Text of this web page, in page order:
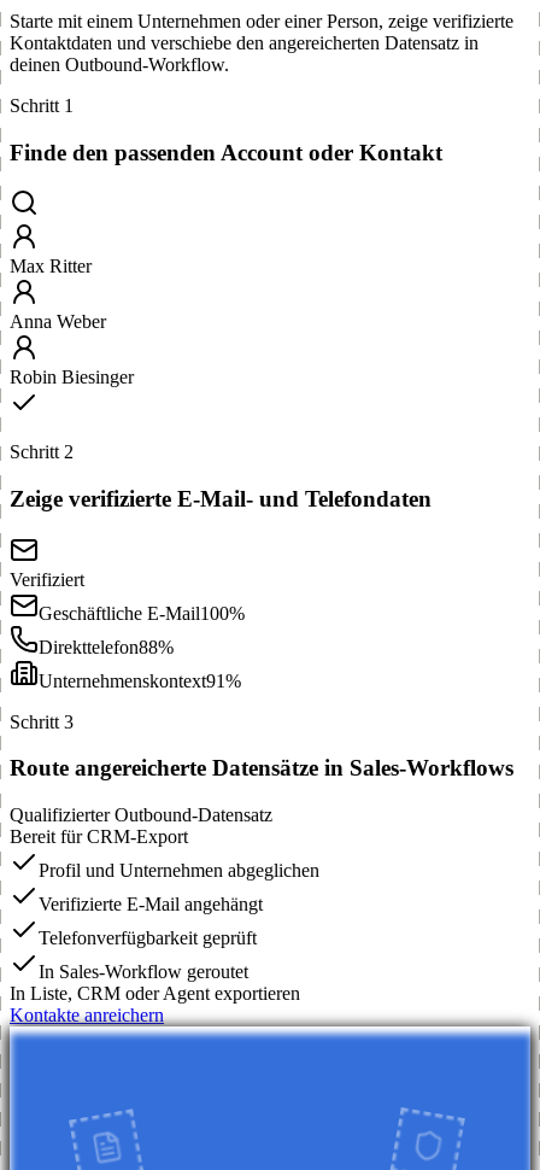
Starte mit einem Unternehmen oder einer Person, zeige verifizierte
Kontaktdaten und verschiebe den angereicherten Datensatz in
deinen Outbound-Workflow.
Schritt 1
Finde den passenden Account oder Kontakt
Max Ritter
Anna Weber
Robin Biesinger
Schritt 2
Zeige verifizierte E-Mail- und Telefondaten
Verifiziert
Geschäftliche E-Mail100%
Direkttelefon88%
Unternehmenskontext91%
Schritt 3
Route angereicherte Datensätze in Sales-Workflows
Qualifizierter Outbound-Datensatz
Bereit für CRM-Export
Profil und Unternehmen abgeglichen
Verifizierte E-Mail angehängt
Telefonverfügbarkeit geprüft
In Sales-Workflow geroutet
In Liste, CRM oder Agent exportieren
Kontakte anreichern